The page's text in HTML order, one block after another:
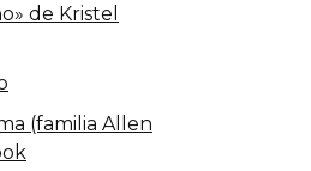
de Kristel
(familia Allen